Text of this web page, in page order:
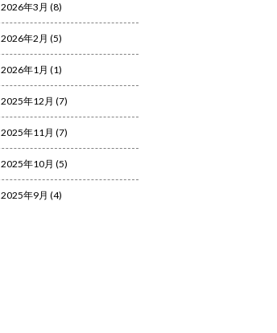
2026年3月 (8)
2026年2月 (5)
2026年1月 (1)
2025年12月 (7)
2025年11月 (7)
2025年10月 (5)
2025年9月 (4)